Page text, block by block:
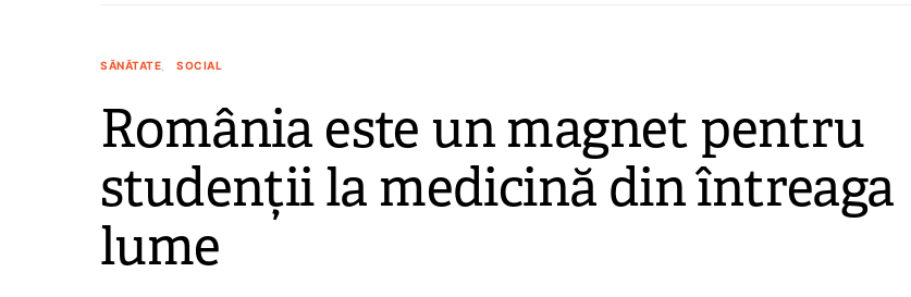
SĂNĂTATE SOCIAL
România este un magnet pentru
studenții la medicină din întreaga
lume